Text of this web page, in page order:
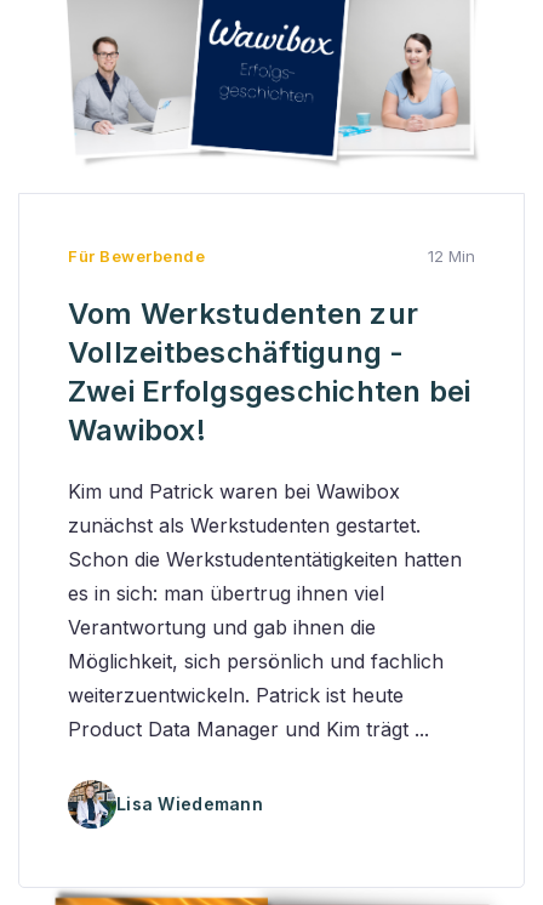
Für Bewerbende 12 Min
Vom Werkstudenten zur
Vollzeitbeschäftigung -
Zwei Erfolgsgeschichten bei
Wawibox!
Kim und Patrick waren bei Wawibox
zunächst als Werkstudenten gestartet.
Schon die Werkstudententätigkeiten hatten
es in sich: man übertrug ihnen viel
Verantwortung und gab ihnen die
Möglichkeit, sich persönlich und fachlich
weiterzuentwickeln. Patrick ist heute
Product Data Manager und Kim trägt ...
Lisa Wiedemann